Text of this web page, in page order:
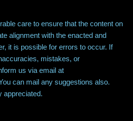
care to ensure that the content on
alignment with the enacted and
it is possible for errors to occur. If
mistakes, or
us via email at
can mail any suggestions also.
appreciated.